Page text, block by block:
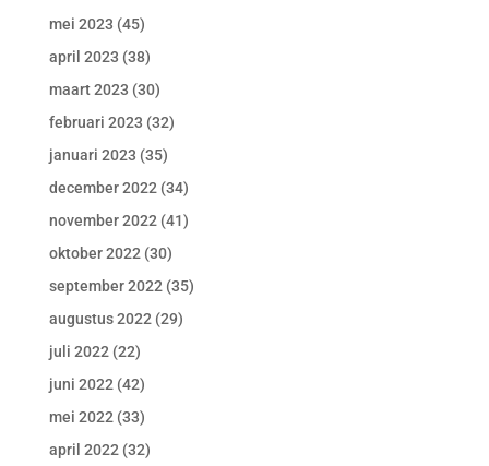
mei 2023 (45)
april 2023 (38)
maart 2023 (30)
februari 2023 (32)
januari 2023 (35)
december 2022 (34)
november 2022 (41)
oktober 2022 (30)
september 2022 (35)
augustus 2022 (29)
juli 2022 (22)
juni 2022 (42)
mei 2022 (33)
april 2022 (32)